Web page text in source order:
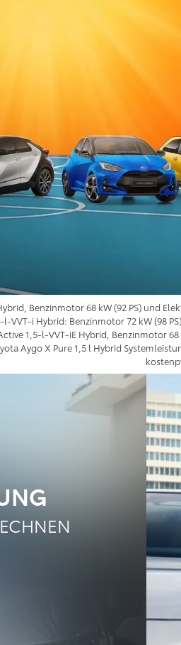
Benzinmotor 68 kW (92 PS) und
VVT-i Hybrid: Benzinmotor 72 kW (98
1,5-l-VVT-iE Hybrid, Benzinmotor
Aygo X Pure 1,5 l Hybrid